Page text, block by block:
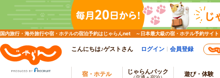
国内旅行・海外旅行や宿・ホテルの宿泊予約はじゃらんnet ～日本最大級の宿・ホテル予約サイト
こんにちは♪ゲストさん ログイン 会員登録
宿・ホテル じゃらんパック 遊び・体験